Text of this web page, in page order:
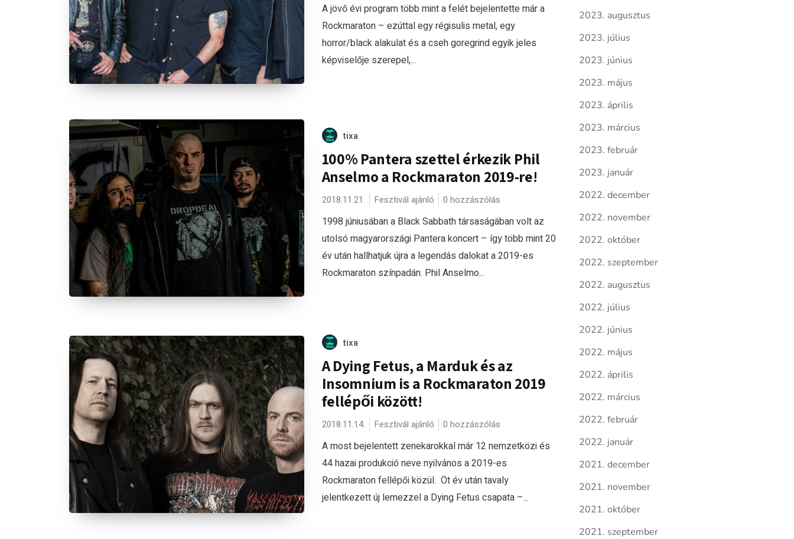
A jövő évi program több mint a felét bejelentette már a
Rockmaraton – ezúttal egy régisulis metal, egy
horror/black alakulat és a cseh goregrind egyik jeles
képviselője szerepel,...
tixa
100% Pantera szettel érkezik Phil
Anselmo a Rockmaraton 2019-re!
2018.11.21. Fesztivál ajánló 0 hozzászólás
1998 júniusában a Black Sabbath társaságában volt az
utolsó magyarországi Pantera koncert – így több mint 20
év után hallhatjuk újra a legendás dalokat a 2019-es
Rockmaraton színpadán. Phil Anselmo...
tixa
A Dying Fetus, a Marduk és az
Insomnium is a Rockmaraton 2019
fellépői között!
2018.11.14. Fesztivál ajánló 0 hozzászólás
A most bejelentett zenekarokkal már 12 nemzetközi és
44 hazai produkció neve nyilvános a 2019-es
Rockmaraton fellépői közül. Öt év után tavaly
jelentkezett új lemezzel a Dying Fetus csapata –...
2023. augusztus
2023. július
2023. június
2023. május
2023. április
2023. március
2023. február
2023. január
2022. december
2022. november
2022. október
2022. szeptember
2022. augusztus
2022. július
2022. június
2022. május
2022. április
2022. március
2022. február
2022. január
2021. december
2021. november
2021. október
2021. szeptember